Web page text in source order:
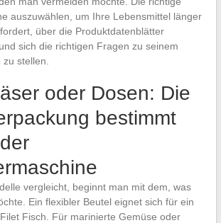
auszuwählen, um Ihre Lebensmittel länger
über die Produktdatenblätter
sich die richtigen Fragen zu seinem
stellen.
oder Dosen: Die
bestimmt
vergleicht, beginnt man mit dem, was
Ein flexibler Beutel eignet sich für ein
Fisch. Für marinierte Gemüse oder